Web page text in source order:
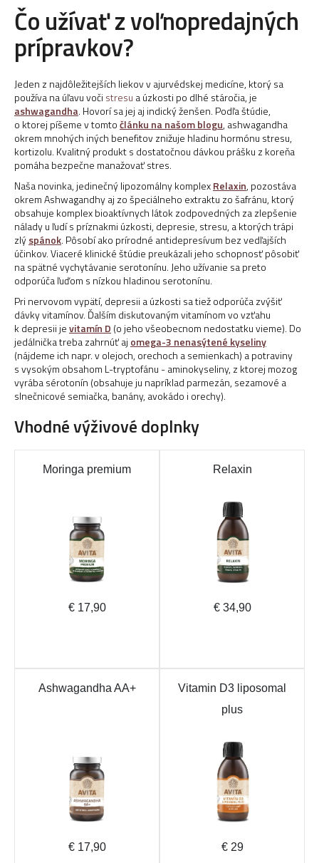
Čo užívať z voľnopredajných
prípravkov?
Jeden z najdôležitejších liekov v ajurvédskej medicíne, ktorý sa
používa na úľavu voči stresu a úzkosti po dlhé stáročia, je
ashwagandha. Hovorí sa jej aj indický ženšen. Podľa štúdie,
o ktorej píšeme v tomtočlánku na našom blogu, ashwagandha
okrem mnohých iných benefitov znižuje hladinu hormónu stresu,
kortizolu. Kvalitný produkt s dostatočnou dávkou prášku z koreňa
pomáha bezpečne manažovať stres.
Naša novinka, jedinečný lipozomálny komplexRelaxin, pozostáva
okrem Ashwagandhy aj zo špeciálneho extraktu zo šafránu, ktorý
obsahuje komplex bioaktívnych látok zodpovedných za zlepšenie
nálady u ľudí s príznakmi úzkosti, depresie, stresu, a ktorých trápi
zlýspánok. Pôsobí ako prírodné antidepresívum bez vedľajších
účinkov. Viaceré klinické štúdie preukázali jeho schopnosť pôsobiť
na spätné vychytávanie serotonínu. Jeho užívanie sa preto
odporúča ľuďom s nízkou hladinou serotonínu.
Pri nervovom vypätí, depresii a úzkosti sa tiež odporúča zvýšiť
dávky vitamínov. Ďalším diskutovaným vitamínom vo vzťahu
k depresii jevitamín D (o jeho všeobecnom nedostatku vieme). Do
jedálnička treba zahrnúť aj omega-3 nenasýtené kyseliny
(nájdeme ich napr. v olejoch, orechoch a semienkach) a potraviny
s vysokým obsahom L-tryptofánu - aminokyseliny, z ktorej mozog
vyrába sérotonín (obsahuje ju napríklad parmezán, sezamové a
slnečnicové semiačka, banány, avokádo i orechy).
Vhodné výživové doplnky